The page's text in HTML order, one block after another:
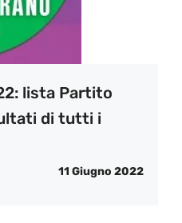
lista Partito
di tutti i
11 Giugno 2022